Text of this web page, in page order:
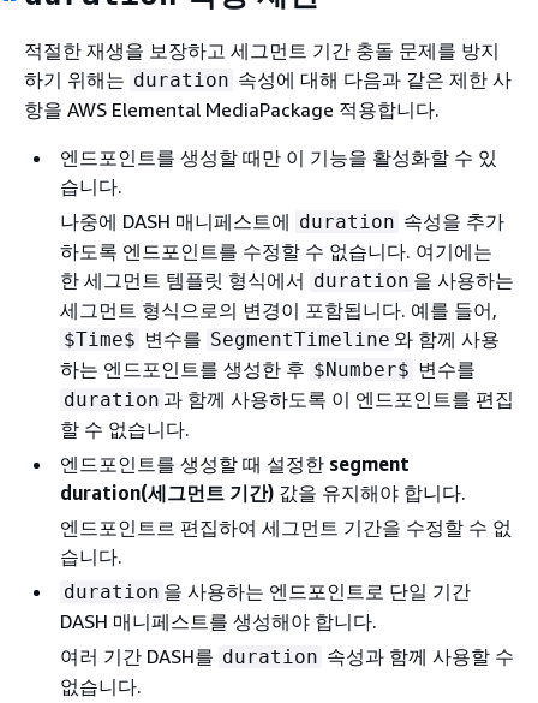
적절한 재생을 보장하고 세그먼트 기간 충돌 문제를 방지
하기 위해는 duration 속성에 대해 다음과 같은 제한 사
항을 AWS Elemental MediaPackage 적용합니다.
엔드포인트를 생성할 때만 이 기능을 활성화할 수 있
습니다.
나중에 DASH 매니페스트에 duration 속성을 추가
하도록 엔드포인트를 수정할 수 없습니다. 여기에는
한 세그먼트 템플릿 형식에서 duration 을 사용하는
세그먼트 형식으로의 변경이 포함됩니다. 예를 들어,
$Time$ 변수를 SegmentTimeline 와 함께 사용
하는 엔드포인트를 생성한 후 $Number$ 변수를
duration 과 함께 사용하도록 이 엔드포인트를 편집
할 수 없습니다.
엔드포인트를 생성할 때 설정한 segment
duration(세그먼트 기간) 값을 유지해야 합니다.
엔드포인트르 편집하여 세그먼트 기간을 수정할 수 없
습니다.
duration 을 사용하는 엔드포인트로 단일 기간
DASH 매니페스트를 생성해야 합니다.
여러 기간 DASH를 duration 속성과 함께 사용할 수
없습니다.